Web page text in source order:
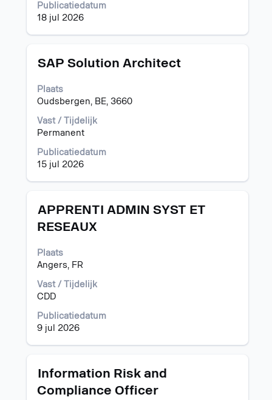
Publicatiedatum
18 jul 2026
de
functiegegevens
weer
geven.
Titel
SAP Solution Architect
Plaats
Oudsbergen, BE, 3660
Vast / Tijdelijk
Permanent
Publicatiedatum
15 jul 2026
Selecteer
spatiebalk
om
volledige
inhoud
de
functiegegevens
weer
geven.
Titel
APPRENTI ADMIN SYST ET
RESEAUX
Plaats
Angers, FR
Vast / Tijdelijk
CDD
Publicatiedatum
9 jul 2026
Selecteer
spatiebalk
de
volledige
inhoud
van
functiegegevens
weer
Titel
Information Risk and
Compliance Officer
Selecteer
spatiebalk